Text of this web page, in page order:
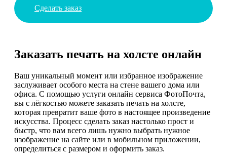
Сделать заказ
Заказать печать на холсте онлайн
Ваш уникальный момент или избранное изображение
заслуживает особого места на стене вашего дома или
офиса. С помощью услуги онлайн сервиса ФотоПочта,
вы с лёгкостью можете заказать печать на холсте,
которая превратит ваше фото в настоящее произведение
искусства. Процесс сделать заказ настолько прост и
быстр, что вам всего лишь нужно выбрать нужное
изображение на сайте или в мобильном приложении,
определиться с размером и оформить заказ.